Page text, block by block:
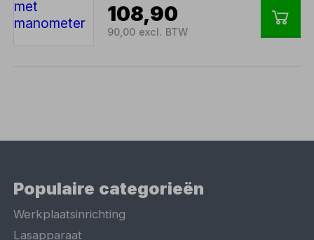
108,90
90,00 excl. BTW
Populaire categorieën
Werkplaatsinrichting
Lasapparaat